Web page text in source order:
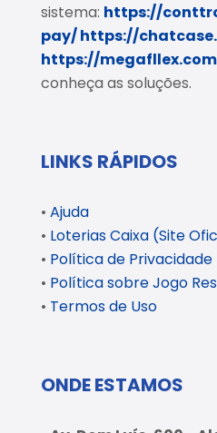
sistema: https://
pay/https://
https://
conheça as soluções.
LINKS RÁPIDOS
• Ajuda
• Loterias Caixa (Site
• Política de Privacidade
• Política sobre Jogo
• Termos de Uso
ONDE ESTAMOS